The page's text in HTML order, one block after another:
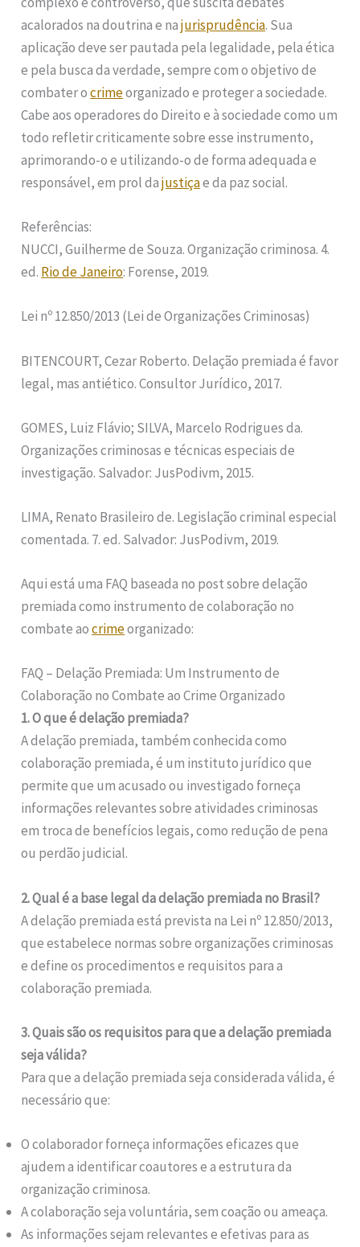
acalorados na doutrina e najurisprudência. Sua
aplicação deve ser pautada pela legalidade, pela ética
e pela busca da verdade, sempre com o objetivo de
combater ocrimeorganizado e proteger a sociedade.
Cabe aos operadores do Direito e à sociedade como um
todo refletir criticamente sobre esse instrumento,
aprimorando-o e utilizando-o de forma adequada e
responsável, em prol dajustiçae da paz social.
Referências:
NUCCI, Guilherme de Souza. Organização criminosa. 4.
ed. Rio de Janeiro: Forense, 2019.
Lei nº 12.850/2013 (Lei de Organizações Criminosas)
BITENCOURT, Cezar Roberto. Delação premiada é favor
legal, mas antiético. Consultor Jurídico, 2017.
GOMES, Luiz Flávio; SILVA, Marcelo Rodrigues da.
Organizações criminosas e técnicas especiais de
investigação. Salvador: JusPodivm, 2015.
LIMA, Renato Brasileiro de. Legislação criminal especial
comentada. 7. ed. Salvador: JusPodivm, 2019.
Aqui está uma FAQ baseada no post sobre delação
premiada como instrumento de colaboração no
combate aocrimeorganizado:
FAQ – Delação Premiada: Um Instrumento de
Colaboração no Combate ao Crime Organizado
1. O que é delação premiada?
A delação premiada, também conhecida como
colaboração premiada, é um instituto jurídico que
permite que um acusado ou investigado forneça
informações relevantes sobre atividades criminosas
em troca de benefícios legais, como redução de pena
ou perdão judicial.
2. Qual é a base legal da delação premiada no Brasil?
A delação premiada está prevista na Lei nº 12.850/2013,
que estabelece normas sobre organizações criminosas
e define os procedimentos e requisitos para a
colaboração premiada.
3. Quais são os requisitos para que a delação premiada
seja válida?
Para que a delação premiada seja considerada válida, é
necessário que:
O colaborador forneça informações eficazes que
ajudem a identificar coautores e a estrutura da
organização criminosa.
A colaboração seja voluntária, sem coação ou ameaça.
As informações sejam relevantes e efetivas para as